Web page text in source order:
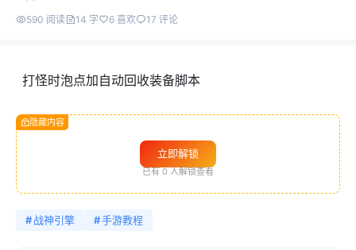
590 阅读 14 字 6 喜欢 17 评论
打怪时泡点加自动回收装备脚本
隐藏内容
立即解锁
已有 0 人解锁查看
#战神引擎 #手游教程